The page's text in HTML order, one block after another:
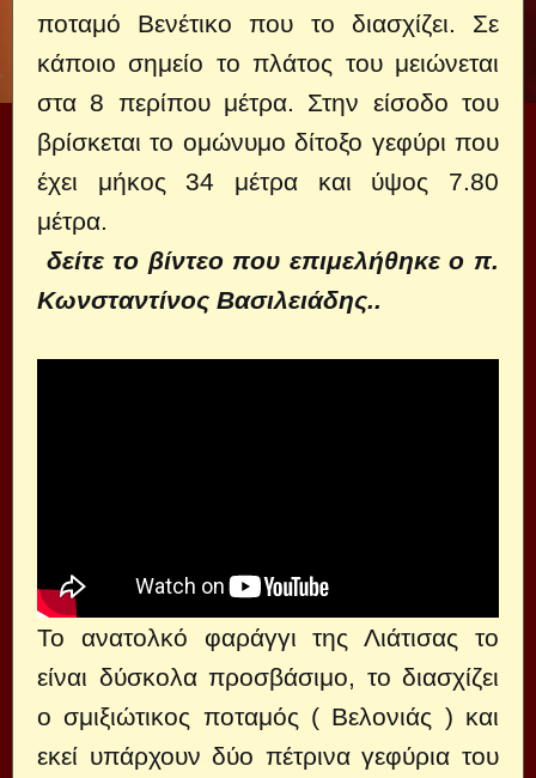
ποταμό Βενέτικο που το διασχίζει. Σε
κάποιο σημείο το πλάτος του μειώνεται
στα 8 περίπου μέτρα. Στην είσοδο του
βρίσκεται το ομώνυμο δίτοξο γεφύρι που
έχει μήκος 34 μέτρα και ύψος 7.80
μέτρα.
δείτε το βίντεο που επιμελήθηκε ο π.
Κωνσταντίνος Βασιλειάδης..
Το ανατολκό φαράγγι της Λιάτισας το
είναι δύσκολα προσβάσιμο, το διασχίζει
ο σμιξιώτικος ποταμός ( Βελονιάς ) και
εκεί υπάρχουν δύο πέτρινα γεφύρια του